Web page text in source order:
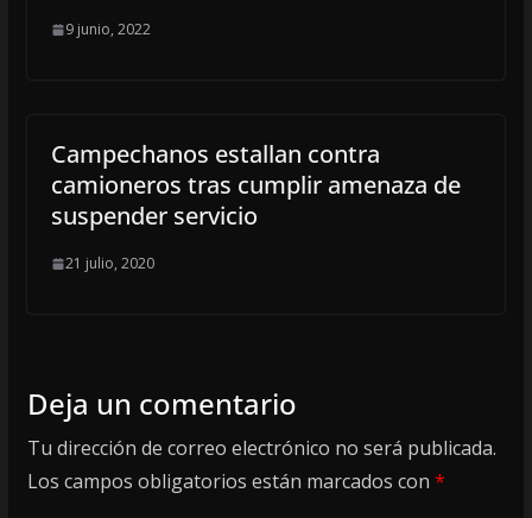
9 junio, 2022
Campechanos estallan contra
camioneros tras cumplir amenaza de
suspender servicio
21 julio, 2020
Deja un comentario
Tu dirección de correo electrónico no será publicada.
Los campos obligatorios están marcados con *